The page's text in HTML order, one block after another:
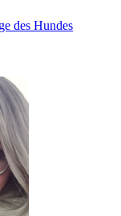
des Hundes